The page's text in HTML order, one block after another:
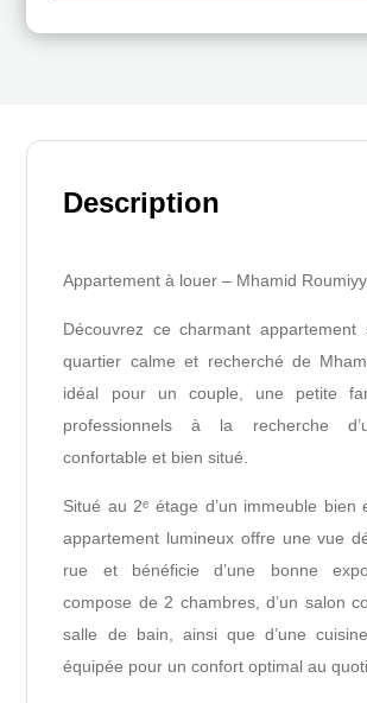
Description
Appartement à louer – Mhamid
Découvrez ce charmant appartement
quartier calme et recherché de
idéal pour un couple, une petite
professionnels à la recherche
confortable et bien situé.
Situé au 2ᵉ étage d’un immeuble bien
appartement lumineux offre une vue
rue et bénéficie d’une bonne
compose de 2 chambres, d’un salon
salle de bain, ainsi que d’une
équipée pour un confort optimal au